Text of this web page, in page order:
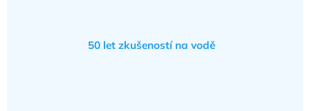
50 let zkušeností na vodě